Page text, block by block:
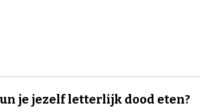
je jezelf letterlijk dood eten?